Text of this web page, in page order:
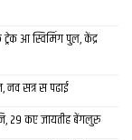
आ स्विमिंग पुल, केंद्र
नव सत्र स पढाई
29 कए जायतीह बेंगलुरु